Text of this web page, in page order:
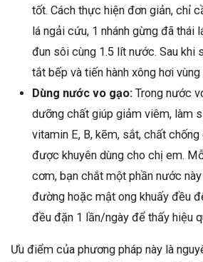
tốt. Cách thực hiện đơn giản, chỉ
lá ngải cứu, 1 nhánh gừng đã thái
đun sôi cùng 1.5 lít nước. Sau khi
tắt bếp và tiến hành xông hơi vùng
Dùng nước vo gạo: Trong nước
dưỡng chất giúp giảm viêm, làm
vitamin E, B, kẽm, sắt, chất
được khuyên dùng cho chị em.
cơm, bạn chắt một phần nước
đường hoặc mật ong khuấy đều
đều đặn 1 lần/ngày để thấy hiệu
Ưu điểm của phương pháp này là